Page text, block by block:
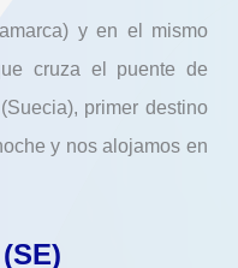
y en el mismo
cruza el puente de
primer destino
y nos alojamos en